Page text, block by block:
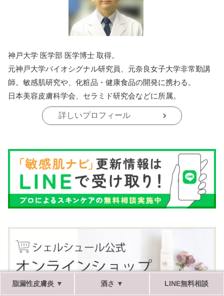
神戸大学 医学部 医学博士 取得。
元神戸大学バイオシグナル研究員、元奈良女子大学非常勤講
師。敏感肌研究や、化粧品・健康食品の開発に携わる。
日本美容皮膚科学会、セラミド研究会などに所属。
詳しいプロフィール
脂漏性皮膚炎 ▼ 酒さ ▼ LINE無料相談